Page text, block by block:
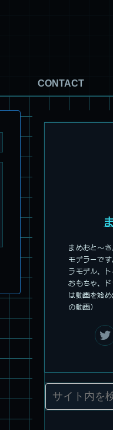
CONTACT
まめおと～
モデラーで
ラモデル、ト
おもちゃ、
は動画を始
の動画）